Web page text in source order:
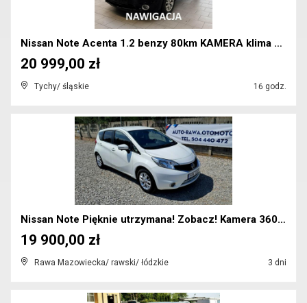
Nissan Note Acenta 1.2 benzy 80km KAMERA klima NAV...
Tychy/ śląskie 16 godz.
20 999,00 zł
Nissan Note Pięknie utrzymana! Zobacz! Kamera 360!...
Rawa Mazowiecka/ rawski/ łódzkie 3 dni
19 900,00 zł